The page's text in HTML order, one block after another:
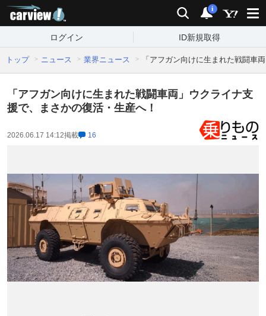
検索 通知
i
ログイン ID新規取得
トップ ニュース 業界ニュース 「アフガン向けに生まれた戦闘車
「アフガン向けに生まれた戦闘車両」ウクライナ支
援で、まさかの復活・生産へ！
2026.06.17 14:12掲載 16